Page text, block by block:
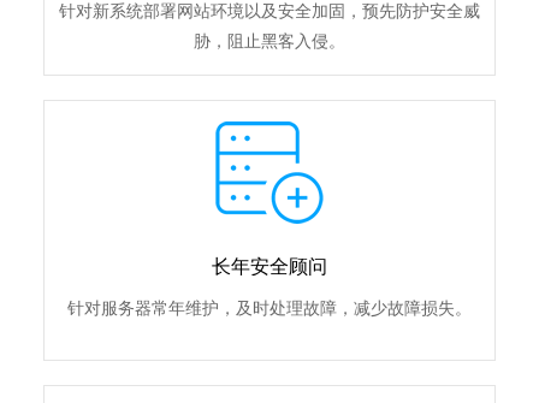
针对新系统部署网站环境以及安全加固，预先防护安全威
胁，阻止黑客入侵。
长年安全顾问
针对服务器常年维护，及时处理故障，减少故障损失。